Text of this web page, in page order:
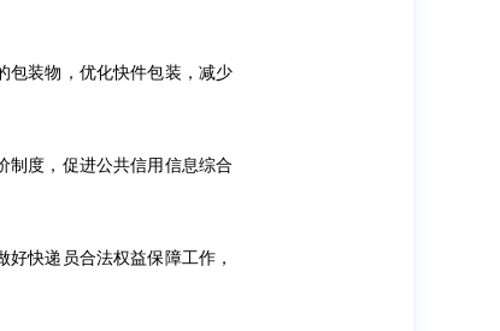
包装物，优化快件包装，减少
制度，促进公共信用信息综合
快递员合法权益保障工作，